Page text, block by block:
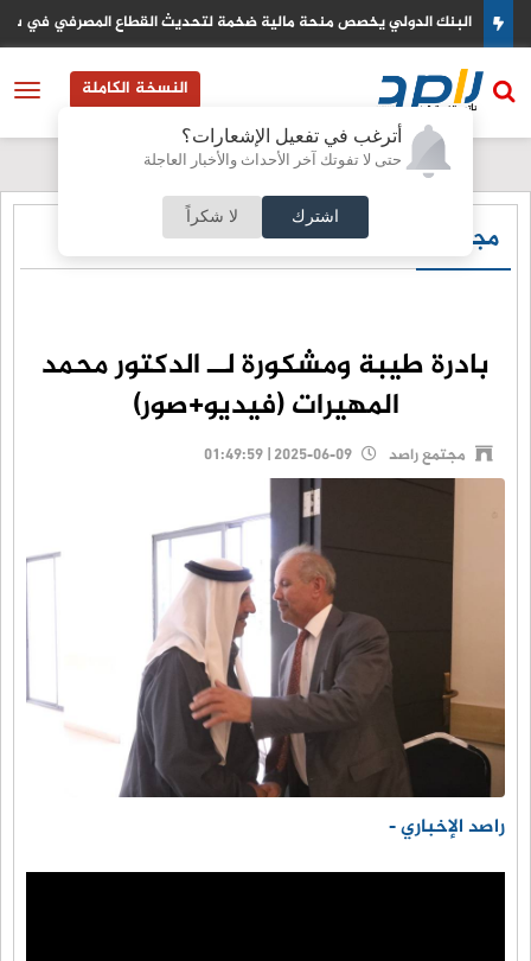
أترغب في تفعيل الإشعارات؟
حتى لا تفوتك آخر الأحداث والأخبار العاجلة
اشترك لا شكراً
نتائج الشركات القوية تدفع الاسهم الاوروبية نحو مستويات قياسية
النسخة الكاملة
مجتمع راصد
بادرة طيبة ومشكورة لــ الدكتور محمد
المهيرات (فيديو+صور)
مجتمع راصد
راصد الإخباري -